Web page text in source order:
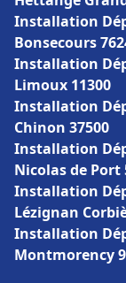
Installation
Bonsecours
Installation
Limoux 11300
Installation
Chinon 37500
Installation
Nicolas de Port
Installation
Lézignan
Installation
Montmorency